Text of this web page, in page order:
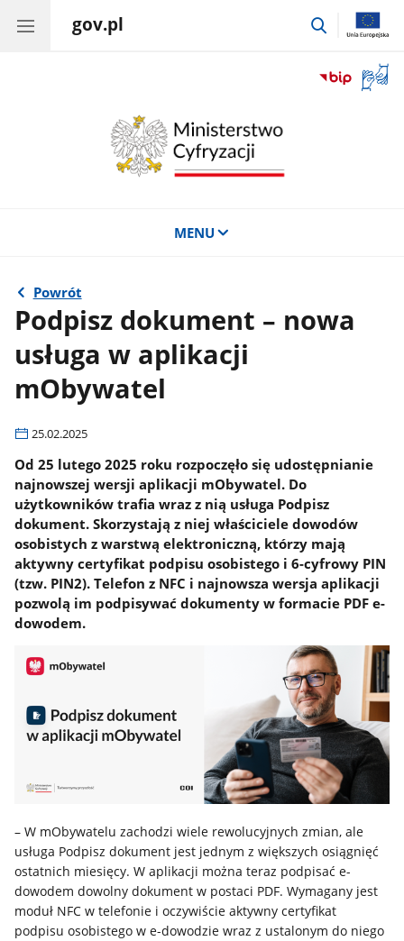
gov.pl
przejdź
okno
MENU
Powrót
Podpisz dokument – nowa
usługa w aplikacji
mObywatel
25.02.2025
Od 25 lutego 2025 roku rozpoczęło się udostępnianie
najnowszej wersji aplikacji mObywatel. Do
użytkowników trafia wraz z nią usługa Podpisz
dokument. Skorzystają z niej właściciele dowodów
osobistych z warstwą elektroniczną, którzy mają
aktywny certyfikat podpisu osobistego i 6-cyfrowy PIN
(tzw. PIN2). Telefon z NFC i najnowsza wersja aplikacji
pozwolą im podpisywać dokumenty w formacie PDF e-
dowodem.
– W mObywatelu zachodzi wiele rewolucyjnych zmian, ale
usługa Podpisz dokument jest jednym z większych osiągnięć
ostatnich miesięcy. W aplikacji można teraz podpisać e-
dowodem dowolny dokument w postaci PDF. Wymagany jest
moduł NFC w telefonie i oczywiście aktywny certyfikat
podpisu osobistego w e-dowodzie wraz z ustalonym do niego